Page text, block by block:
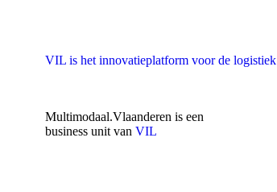
VIL is het innovatieplatform voor de logistiek
Multimodaal.Vlaanderen is een
business unit van VIL